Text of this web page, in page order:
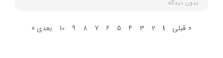
بدون دیدگاه
« قبلی 1
2
3
4
5
6
7
8
9
10 بعدی »